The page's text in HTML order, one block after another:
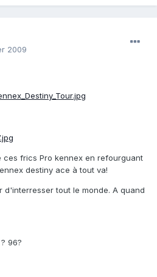
2009
ces frics Pro kennex en refourguant
destiny ace à tout va!
d'interresser tout le monde. A quand
96?